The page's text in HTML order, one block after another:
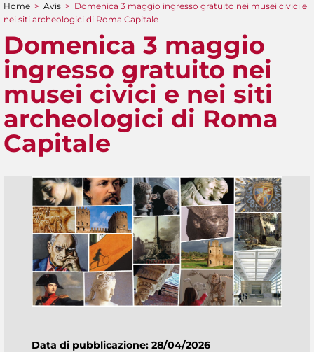
You are here
Home > Avis > Domenica 3 maggio ingresso gratuito nei musei civici e
nei siti archeologici di Roma Capitale
Domenica 3 maggio
ingresso gratuito nei
musei civici e nei siti
archeologici di Roma
Capitale
Data di pubblicazione: 28/04/2026